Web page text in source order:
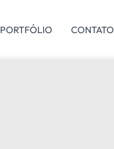
PORTFÓLIO CONTATO